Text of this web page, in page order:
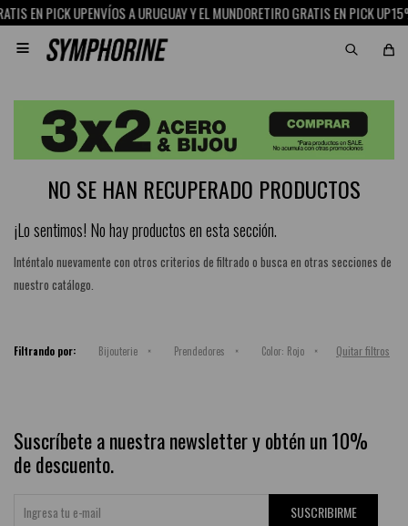
EN PICK UPENVÍOS A URUGUAY Y EL MUNDORETIRO GRATIS EN PICK UP

NO SE HAN RECUPERADO PRODUCTOS
¡Lo sentimos! No hay productos en esta sección.
Inténtalo nuevamente con otros criterios de filtrado o busca en otras secciones de
nuestro catálogo.
Filtrando por: Bijouterie Prendedores Color: Rojo Quitar filtros
Suscríbete a nuestra newsletter y obtén un 10%
de descuento.
SUSCRIBIRME